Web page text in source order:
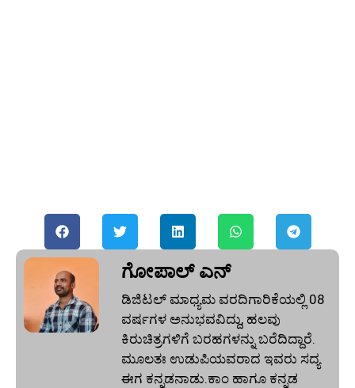
ಗೋಪಾಲ್‌ ಎನ್‌
ಡಿಜಿಟಲ್ ಮಾಧ್ಯಮ ವರದಿಗಾರಿಕೆಯಲ್ಲಿ 08
ವರ್ಷಗಳ ಅನುಭವವಿದ್ದು, ಹಲವು
ಕಿರುಚಿತ್ರಗಳಿಗೆ ಬರಹಗಳನ್ನು ಬರೆದಿದ್ದಾರೆ.
ಮೂಲತಃ ಉಡುಪಿಯವರಾದ ಇವರು ಸದ್ಯ
ಈಗ ಕನ್ನಡನಾಡು.ಕಾಂ ಹಾಗೂ ಕನ್ನಡ